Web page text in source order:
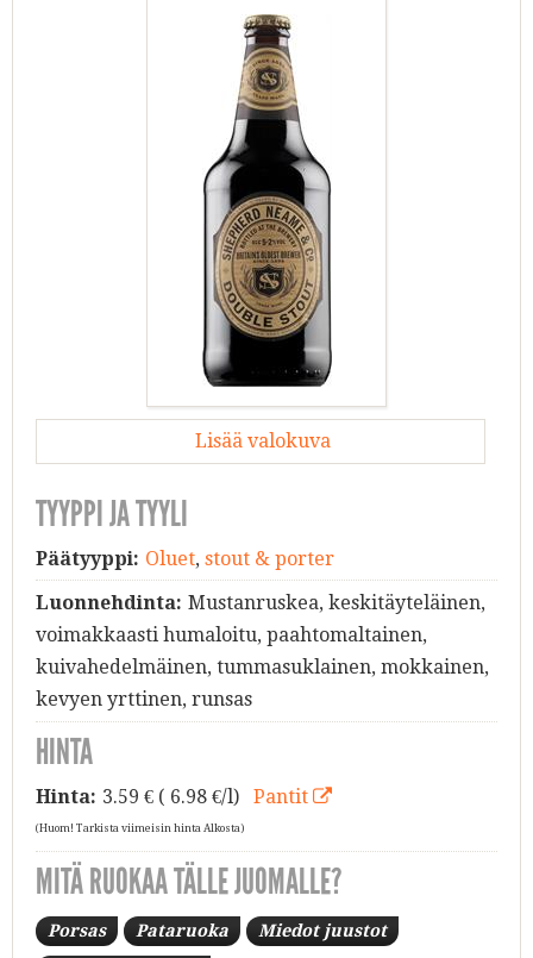
Lisää valokuva
TYYPPI JA TYYLI
Päätyyppi: Oluet, stout & porter
Luonnehdinta: Mustanruskea, keskitäyteläinen,
voimakkaasti humaloitu, paahtomaltainen,
kuivahedelmäinen, tummasuklainen, mokkainen,
kevyen yrttinen, runsas
HINTA
Hinta: 3.59 € ( 6.98 €/l) Pantit
(Huom! Tarkista viimeisin hinta Alkosta)
MITÄ RUOKAA TÄLLE JUOMALLE?
Porsas Pataruoka Miedot juustot